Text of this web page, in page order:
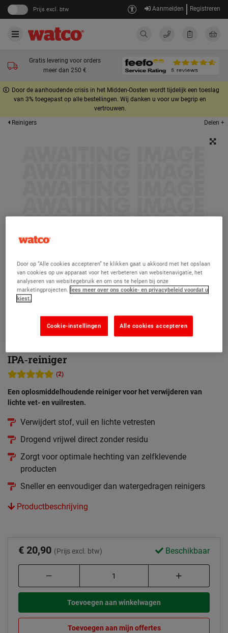
Prijs excl. btw Aanmelden Registreren
Gratis levering voor orders
meer dan 250 €
Door de aanhoudende crisis in het Midden-Oosten wordt tijdelijk een toeslag
van 3% toegepast op alle bestellingen. Wij danken u voor uw begrip en
vertrouwen.
Reinigers
Delen +
IPA‑reiniger
(2)
Een oplosmiddelhoudende reiniger voor het verwijderen van
lichte vet- en vuilresten.
Verwijdert stof, vuil en lichte vetresten
Drogend vrijwel direct zonder residu
Zorgt voor optimale hechting van zelfklevende
producten
Sneller en eenvoudiger dan watergedragen reinigers
Productbeschrijving
€ 20,90 (Prijs excl. btw) Beschikbaar
Toevoegen aan winkelwagen
Toevoegen aan mijn offertes
Door op “Alle cookies accepteren” te klikken gaat u akkoord met het opslaan
van cookies op uw apparaat voor het verbeteren van websitenavigatie, het
analyseren van websitegebruik en om ons te helpen bij onze
marketingprojecten. lees meer over ons cookie- en privacybeleid voordat u
kiest.
Alle cookies accepteren
Cookie-instellingen